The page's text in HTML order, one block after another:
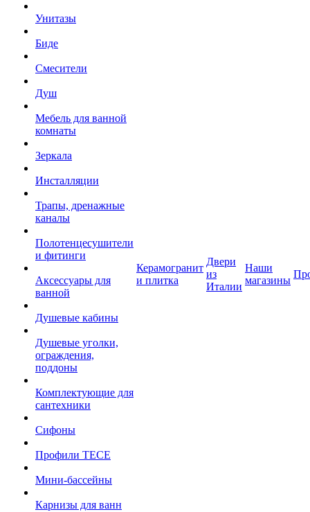
Унитазы
Биде
Смесители
Душ
Мебель для ванной
комнаты
Зеркала
Инсталляции
Трапы, дренажные
каналы
Полотенцесушители
и фитинги
Аксессуары для
ванной
Душевые кабины
Душевые уголки,
ограждения,
поддоны
Комплектующие для
сантехники
Сифоны
Профили TECE
Мини-бассейны
Карнизы для ванн
Керамогранит
и плитка
Двери
из
Италии
Наши
магазины